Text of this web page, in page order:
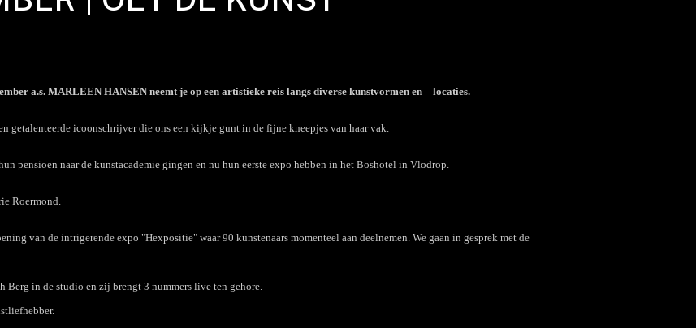
a.s. MARLEEN HANSEN neemt je op een artistieke reis langs diverse kunstvormen en – locaties.
getalenteerde icoonschrijver die ons een kijkje gunt in de fijne kneepjes van haar vak.
pensioen naar de kunstacademie gingen en nu hun eerste expo hebben in het Boshotel in Vlodrop.
Roermond.
van de intrigerende expo "Hexpositie" waar 90 kunstenaars momenteel aan deelnemen. We gaan in gesprek met de
Berg in de studio en zij brengt 3 nummers live ten gehore.